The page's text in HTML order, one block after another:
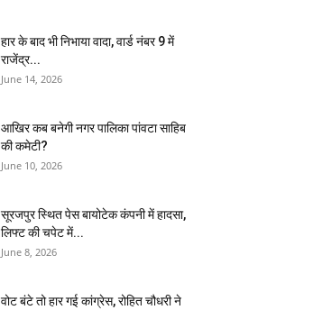
हार के बाद भी निभाया वादा, वार्ड नंबर 9 में
राजेंद्र...
June 14, 2026
आखिर कब बनेगी नगर पालिका पांवटा साहिब
की कमेटी?
June 10, 2026
सूरजपुर स्थित पेस बायोटेक कंपनी में हादसा,
लिफ्ट की चपेट में...
June 8, 2026
वोट बंटे तो हार गई कांग्रेस, रोहित चौधरी ने